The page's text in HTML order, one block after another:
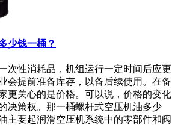
少钱一桶？
性消耗品，机组运行一定时间后应更
会提前准备库存，以备后续使用。在备
更关心的是价格。可以说，价格的变化
决策权。那一桶螺杆式空压机油多少
要起润滑空压机系统中的零部件和阀